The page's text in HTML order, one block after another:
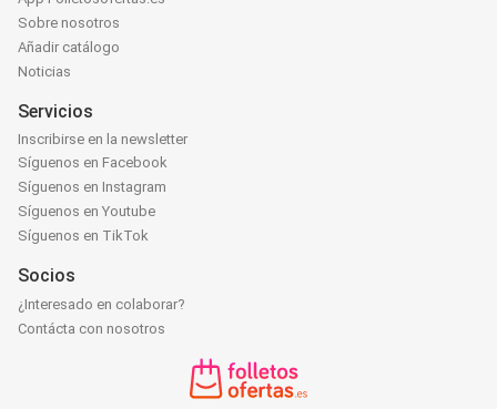
Sobre nosotros
Añadir catálogo
Noticias
Servicios
Inscribirse en la newsletter
Síguenos en Facebook
Síguenos en Instagram
Síguenos en Youtube
Síguenos en TikTok
Socios
¿Interesado en colaborar?
Contácta con nosotros